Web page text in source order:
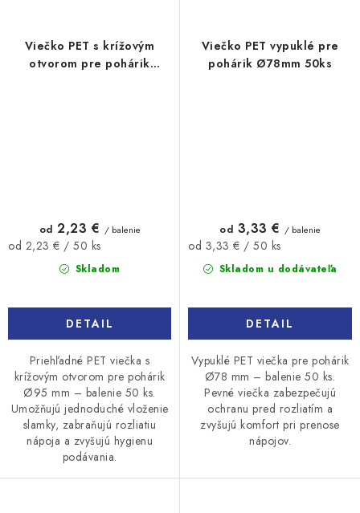
Viečko PET s krížovým
otvorom pre pohárik
Skladom
od 2,23 € / balenie
Jednotková
od 2,23 € / 50 ks
DETAIL
Priehľadné PET viečka s
krížovým otvorom pre pohárik
Ø95 mm – balenie 50 ks.
Umožňujú jednoduché vloženie
slamky, zabraňujú rozliatiu
nápoja a zvyšujú hygienu
podávania.
Viečko PET vypuklé pre
pohárik Ø78mm 50ks
Skladom u dodávateľa
od 3,33 € / balenie
Jednotková
cena:
od 3,33 € / 50 ks
DETAIL
Vypuklé PET viečka pre pohárik
Ø78 mm – balenie 50 ks.
Pevné viečka zabezpečujú
ochranu pred rozliatím a
zvyšujú komfort pri prenose
nápojov.